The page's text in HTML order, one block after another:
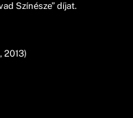
Színésze” díjat.
2013)